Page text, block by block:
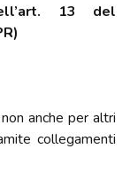
13 del
anche per altri
collegamenti